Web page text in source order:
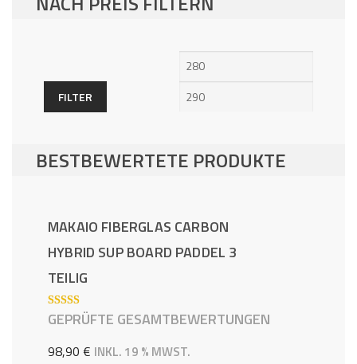
Min.
FILTER
BESTBEWERTETE PRODUKTE
MAKAIO FIBERGLAS CARBON
HYBRID SUP BOARD PADDEL 3
TEILIG
BEWERTE
T MIT 5.00
GEPRÜFTE GESAMTBEWERTUNGEN
98,90 € INKL. 19 % MWST.